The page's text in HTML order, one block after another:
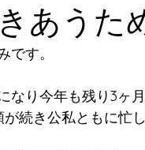
あうた
です。
なり今年も残り3ヶ
続き公私ともに忙